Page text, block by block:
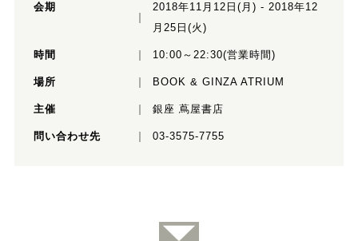
会期
2018年11月12日(月) - 2018年12
月25日(火)
時間 10:00～22:30(営業時間)
場所 BOOK & GINZA ATRIUM
主催 銀座 蔦屋書店
問い合わせ先 03-3575-7755